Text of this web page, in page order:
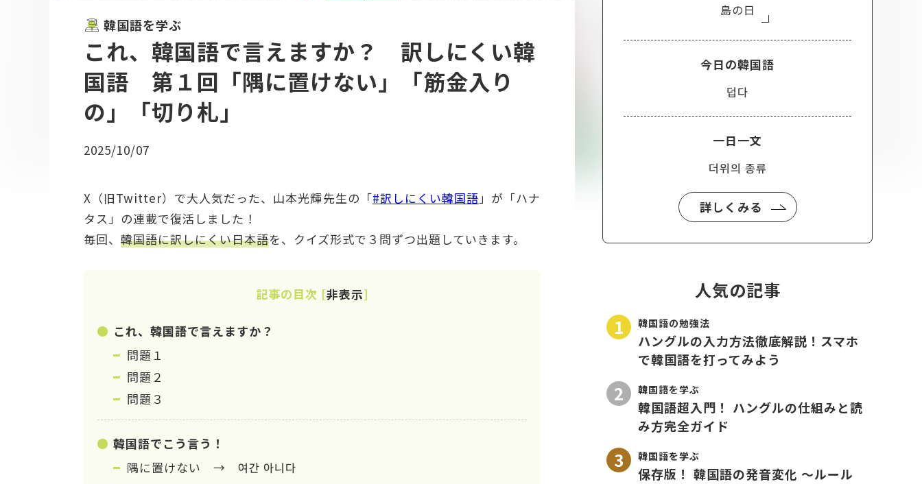
韓国語を学ぶ
これ、韓国語で言えますか？ 訳しにくい韓
国語 第１回「隅に置けない」「筋金入り
の」「切り札」
2025/10/07
X（旧Twitter）で大人気だった、山本光輝先生の「#訳しにくい韓国語 」が「ハナ
タス」の連載で復活しました！
毎回、 韓国語に訳しにくい日本語を、クイズ形式で３問ずつ出題していきます。
記事の目次 [非表示]
これ、韓国語で言えますか？
問題１
問題２
問題３
韓国語でこう言う！
隅に置けない → 여간 아니다
島の日
今日の韓国語
덥다
一日一文
더위의 종류
詳しくみる
人気の記事
韓国語の勉強法
ハングルの入力方法徹底解説！スマホ
で韓国語を打ってみよう
韓国語を学ぶ
韓国語超入門！ ハングルの仕組みと読
み方完全ガイド
韓国語を学ぶ
保存版！ 韓国語の発音変化 〜ルール